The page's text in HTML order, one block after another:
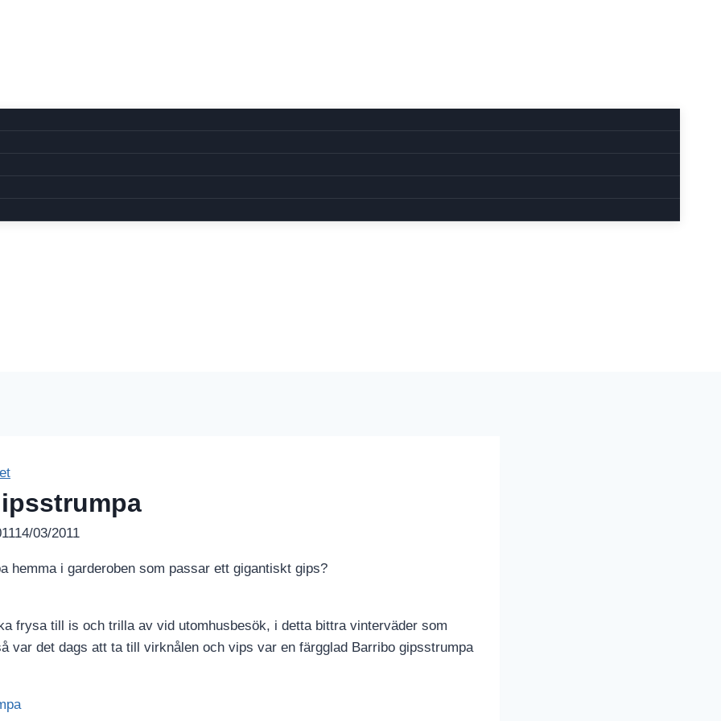
14/03/2011
hemma i garderoben som passar ett gigantiskt gips?
frysa till is och trilla av vid utomhusbesök, i detta bittra vinterväder som
var det dags att ta till virknålen och vips var en färgglad Barribo gipsstrumpa